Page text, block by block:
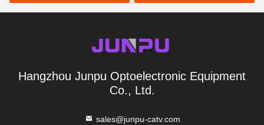
Hangzhou Junpu Optoelectronic Equipment
Co., Ltd.
sales@junpu-catv.com